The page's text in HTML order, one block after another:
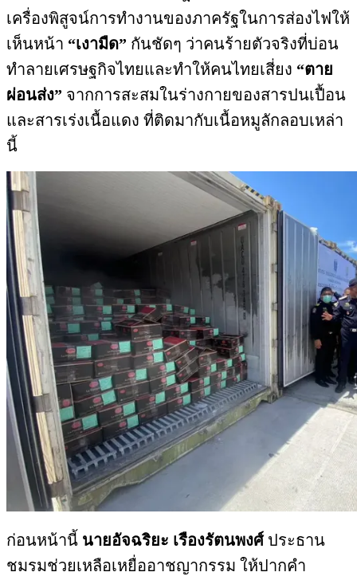
เครื่องพิสูจน์การทำงานของภาครัฐในการส่องไฟให้
เห็นหน้า “เงามืด” กันชัดๆ ว่าคนร้ายตัวจริงที่บ่อน
ทำลายเศรษฐกิจไทยและทำให้คนไทยเสี่ยง “ตาย
ผ่อนส่ง” จากการสะสมในร่างกายของสารปนเปื้อน
และสารเร่งเนื้อแดง ที่ติดมากับเนื้อหมูลักลอบเหล่า
นี้
ก่อนหน้านี้ นายอัจฉริยะ เรืองรัตนพงศ์ประธาน
ชมรมช่วยเหลือเหยื่ออาชญากรรม ให้ปากคำ